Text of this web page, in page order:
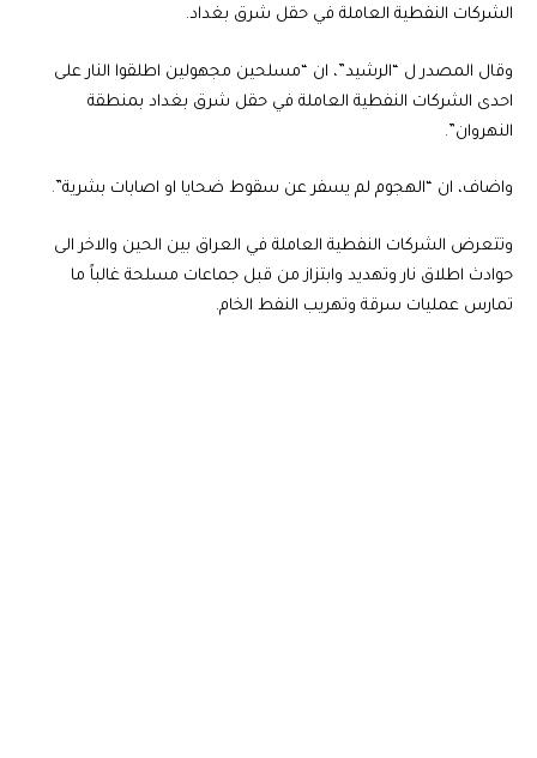
الشركات النفطية العاملة في حقل شرق بغداد.
وقال المصدر ل “الرشيد”، ان “مسلحين مجهولين اطلقوا النار على
احدى الشركات النفطية العاملة في حقل شرق بغداد بمنطقة
النهروان”.
واضاف، ان “الهجوم لم يسفر عن سقوط ضحايا او اصابات بشرية”.
وتتعرض الشركات النفطية العاملة في العراق بين الحين والاخر الى
حوادث اطلاق نار وتهديد وابتزاز من قبل جماعات مسلحة غالباً ما
تمارس عمليات سرقة وتهريب النفط الخام.